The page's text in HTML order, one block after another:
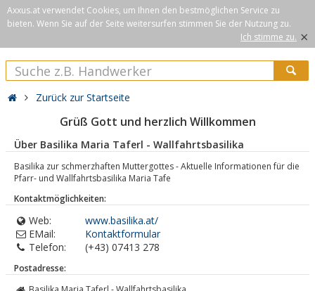
Axxus.at verwendet Cookies, um Ihnen den bestmöglichen Service zu
bieten. Wenn Sie auf der Seite weitersurfen stimmen Sie der Nutzung zu.
Ich stimme zu. ×
Zurück zur Startseite
Grüß Gott und herzlich Willkommen
Über Basilika Maria Taferl - Wallfahrtsbasilika
Basilika zur schmerzhaften Muttergottes - Aktuelle Informationen für die
Pfarr- und Wallfahrtsbasilika Maria Tafe
Kontaktmöglichkeiten:
Web:
www.basilika.at/
EMail:
Kontaktformular
Telefon:
(+43) 07413 278
Postadresse: